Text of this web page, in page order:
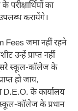
का
उपलब्ध करायेंगे।
Fees जमा नहीं रहने
उन्हें प्राप्त नहीं
दूसरे स्कूल-कॉलेज के
हो जाय,
D.E.O. के कार्यालय
कॉलेज के प्रधान